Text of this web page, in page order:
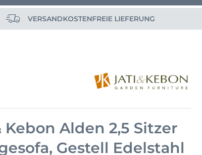
VERSANDKOSTENFREIE LIEFERUNG
Kebon Alden 2,5 Sitzer
Gestell Edelstahl